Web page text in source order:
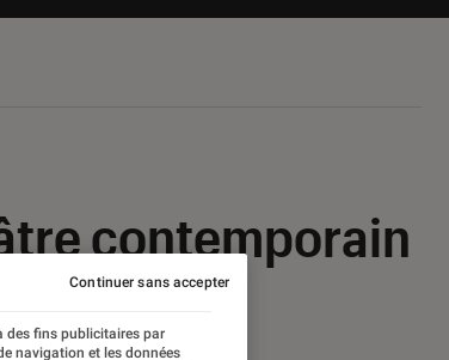
contemporain
des fins publicitaires par
navigation et les données
Continuer sans accepter